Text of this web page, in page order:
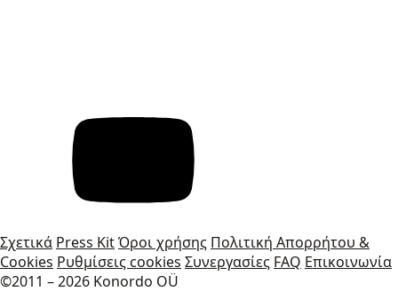
Σχετικά Press KitΌροι χρήσης Πολιτική Απορρήτου &
Cookies Ρυθμίσεις cookies Συνεργασίες FAQ Επικοινωνία
©2011 – 2026 Konordo OÜ